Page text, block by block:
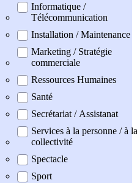
Informatique /
Télécommunication
Installation / Maintenance
Marketing / Stratégie
commerciale
Ressources Humaines
Santé
Secrétariat / Assistanat
Services à la personne / à la
collectivité
Spectacle
Sport